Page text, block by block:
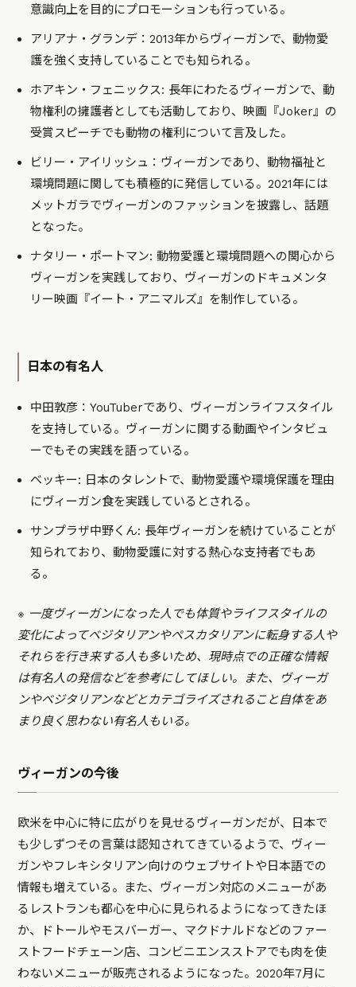
意識向上を目的にプロモーションも行っている。
アリアナ・グランデ：2013年からヴィーガンで、動物愛
護を強く支持していることでも知られる。
ホアキン・フェニックス: 長年にわたるヴィーガンで、動
物権利の擁護者としても活動しており、映画『Joker』の
受賞スピーチでも動物の権利について言及した。
ビリー・アイリッシュ：ヴィーガンであり、動物福祉と
環境問題に関しても積極的に発信している。2021年には
メットガラでヴィーガンのファッションを披露し、話題
となった。
ナタリー・ポートマン: 動物愛護と環境問題への関心から
ヴィーガンを実践しており、ヴィーガンのドキュメンタ
リー映画『イート・アニマルズ』を制作している。
日本の有名人
中田敦彦：YouTuberであり、ヴィーガンライフスタイル
を支持している。ヴィーガンに関する動画やインタビュ
ーでもその実践を語っている。
ベッキー: 日本のタレントで、動物愛護や環境保護を理由
にヴィーガン食を実践しているとされる。
サンプラザ中野くん: 長年ヴィーガンを続けていることが
知られており、動物愛護に対する熱心な支持者でもあ
る。
※ 一度ヴィーガンになった人でも体質やライフスタイルの
変化によってベジタリアンやペスカタリアンに転身する人や
それらを行き来する人も多いため、現時点での正確な情報
は有名人の発信などを参考にしてほしい。また、ヴィーガ
ンやベジタリアンなどとカテゴライズされること自体をあ
まり良く思わない有名人もいる。
ヴィーガンの今後
欧米を中心に特に広がりを見せるヴィーガンだが、日本で
も少しずつその言葉は認知されてきているようで、ヴィー
ガンやフレキシタリアン向けのウェブサイトや日本語での
情報も増えている。また、ヴィーガン対応のメニューがあ
るレストランも都心を中心に見られるようになってきたほ
か、ドトールやモスバーガー、マクドナルドなどのファー
ストフードチェーン店、コンビニエンスストアでも肉を使
わないメニューが販売されるようになった。2020年7月に